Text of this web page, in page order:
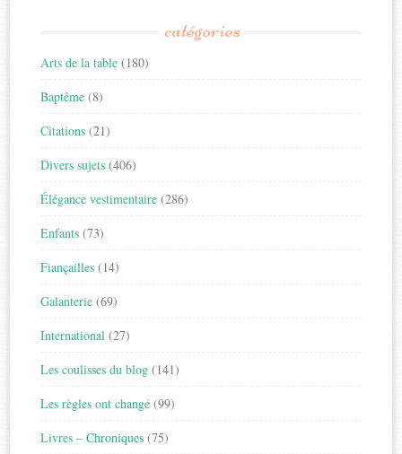
catégories
Arts de la table (180)
Baptême (8)
Citations (21)
Divers sujets (406)
Élégance vestimentaire (286)
Enfants (73)
Fiançailles (14)
Galanterie (69)
International (27)
Les coulisses du blog (141)
Les règles ont changé (99)
Livres – Chroniques (75)